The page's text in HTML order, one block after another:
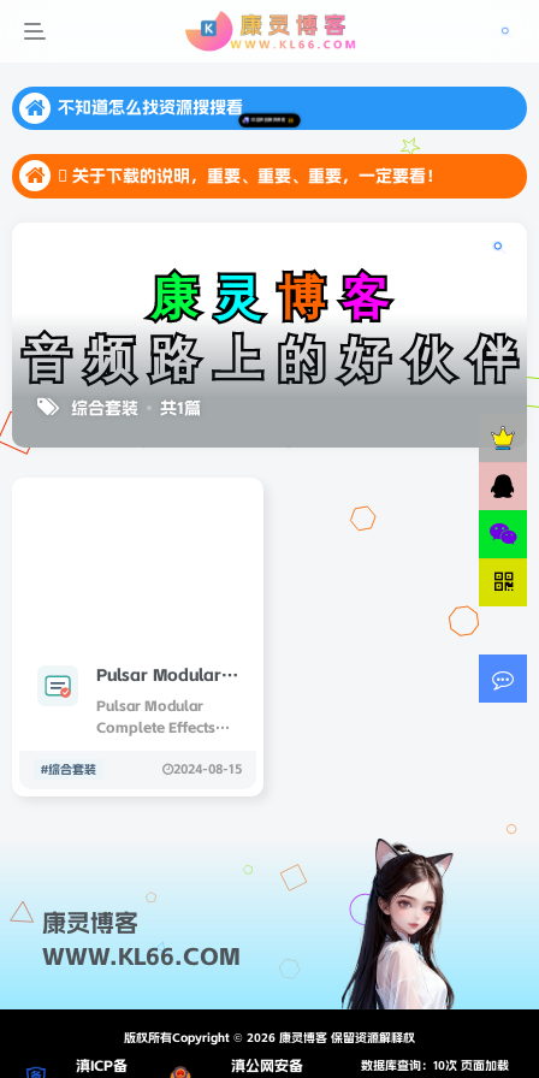
不知道怎么找资源搜搜看
不知道怎么找资源搜搜看
 关于下载的说明，重要、重要、重要，一定要看！
 关于下载的说明，重要、重要、重要，一定要看！
 关于下载的说明，重要、重要、重要，一定要看！
综合套装 共1篇
Pulsar Modular
Complete Effects
Bundle
TeamCubeadoob
y
Pulsar Modular
Complete Effects
握高质量声音，是一个
完全原创的声音。 凭
借合成器垫或合成贝斯
等极其丰富的资源，它
也可以用作雕刻工具。
的图形界面，以及快速
且适应性强的过程，可
产生高品质的声音。
x64：AAX、VS
#综合套装 2024-08-15
康灵博客
WWW.KL66.COM
版权所有Copyright © 2026 康灵博客 保留资源解释权
滇ICP备
滇公网安备
数据库查询：10次 页面加载